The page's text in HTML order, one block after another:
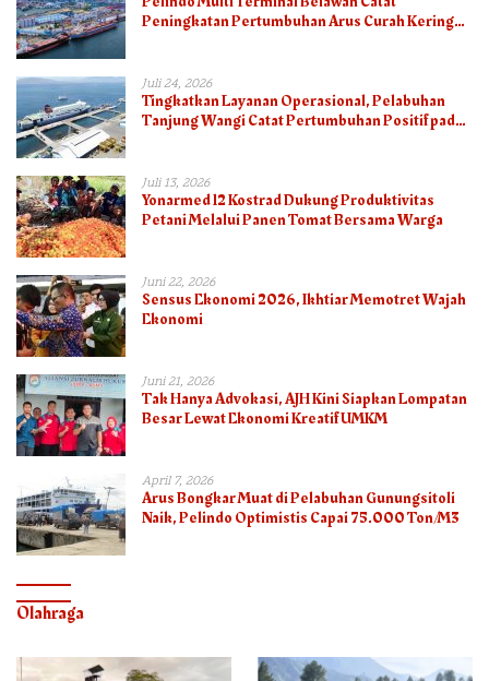
Peningkatan Pertumbuhan Arus Curah Kering
Juli 24, 2026
Tingkatkan Layanan Operasional, Pelabuhan
Tanjung Wangi Catat Pertumbuhan Positif pada
Juli 13, 2026
Yonarmed 12 Kostrad Dukung Produktivitas
Petani Melalui Panen Tomat Bersama Warga
Juni 22, 2026
Sensus Ekonomi 2026, Ikhtiar Memotret Wajah
Ekonomi
Juni 21, 2026
Tak Hanya Advokasi, AJH Kini Siapkan Lompatan
Besar Lewat Ekonomi Kreatif UMKM
April 7, 2026
Arus Bongkar Muat di Pelabuhan Gunungsitoli
Naik, Pelindo Optimistis Capai 75.000 Ton/M3
Olahraga